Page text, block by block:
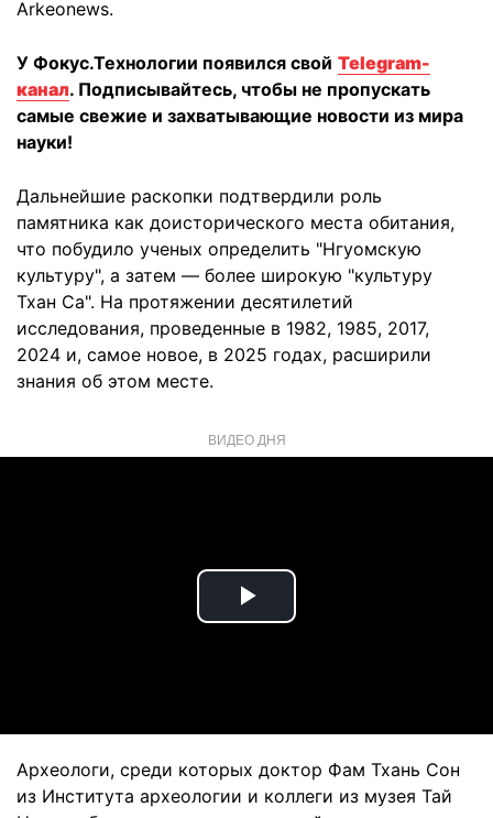
Arkeonews.
У Фокус.Технологии появился свой Telegram-
канал. Подписывайтесь, чтобы не пропускать
самые свежие и захватывающие новости из мира
науки!
Дальнейшие раскопки подтвердили роль
памятника как доисторического места обитания,
что побудило ученых определить "Нгуомскую
культуру", а затем — более широкую "культуру
Тхан Са". На протяжении десятилетий
исследования, проведенные в 1982, 1985, 2017,
2024 и, самое новое, в 2025 годах, расширили
знания об этом месте.
ВИДЕО ДНЯ
Play
Археологи, среди которых доктор Фам Тхань Сон
из Института археологии и коллеги из музея Тай